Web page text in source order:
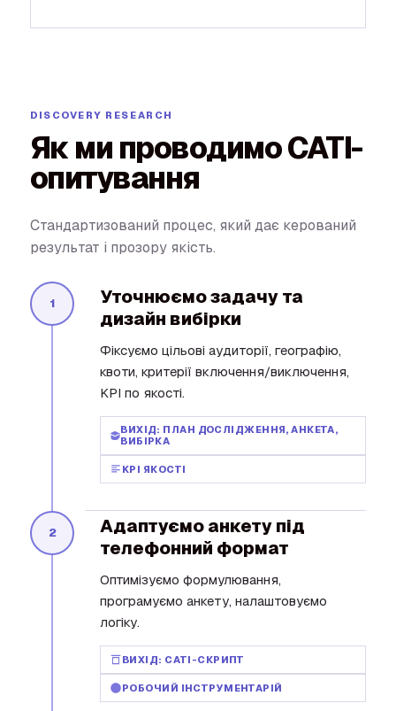
Як ми проводимо CATI-
опитування
Стандартизований процес, який дає керований
результат і прозору якість.
1
Уточнюємо задачу та
дизайн вибірки
Фіксуємо цільові аудиторії, географію,
квоти, критерії включення/виключення,
KPI по якості.
ВИХІД: ПЛАН ДОСЛІДЖЕННЯ, АНКЕТА,
ВИБІРКА
KPI ЯКОСТІ
2
Адаптуємо анкету під
телефонний формат
Оптимізуємо формулювання,
програмуємо анкету, налаштовуємо
логіку.
ВИХІД: CATI-СКРИПТ
РОБОЧИЙ ІНСТРУМЕНТАРІЙ